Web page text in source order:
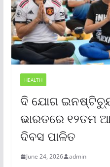
HEALTH
ଦି ଯୋଗ
ଭାରତରେ ୧୨ତମ
ଦିବସ ପାଳିତ
June 24, 2026 admin